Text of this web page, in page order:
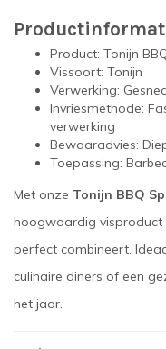
Product: Tonijn
Vissoort: Tonijn
Verwerking:
Invriesmethode:
verwerking
Bewaaradvies:
Toepassing:
Met onze Tonijn BBQ
hoogwaardig visproduct
perfect combineert.
culinaire diners of een
het jaar.